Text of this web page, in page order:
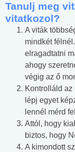
Tanulj meg
vitatkozol?
A viták
mindkét
elragadtatni
ahogy
végig az ő
Kontrolláld
lépj egyet
lennél mérd
Attól, hogy
biztos, hogy
A kimondott